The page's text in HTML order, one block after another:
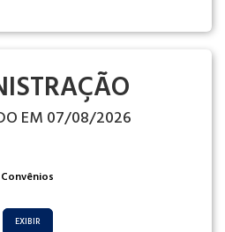
EM 07/08/2026
Convênios
EXIBIR